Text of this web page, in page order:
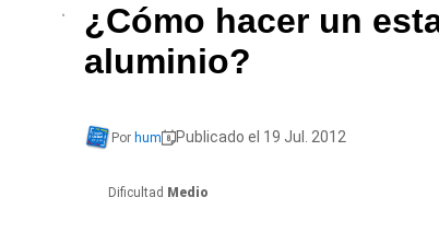
¿Cómo hacer un
aluminio?
Por hum Publicado el 19 Jul. 2012
Dificultad Medio